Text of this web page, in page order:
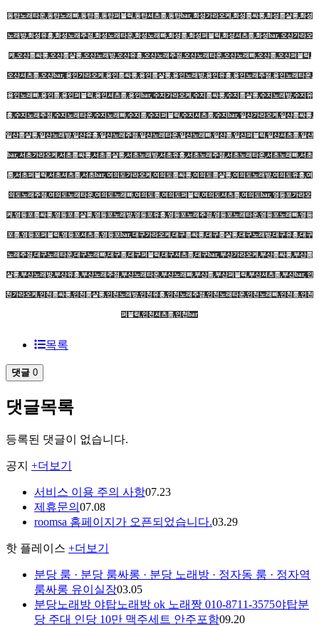
동탄노래타운,동탄노래빠,동탄룸,동탄퍼블릭,동탄셔츠룸,동탄bar, 화성가라오케,화성룸싸롱,화성룸살롱,화성
노래방,화성유흥,화성노래주점,화성노래타운,화성노래빠,화성룸,화성퍼블릭,화성셔츠룸,화성bar, 오산가라오
케,오산룸싸롱,오산룸살롱,오산노래방,오산유흥,오산노래주점,오산노래타운,오산노래빠,오산룸,오산퍼블릭,
오산셔츠룸,오산bar, 용인가라오케,용인룸싸롱,용인룸살롱,용인노래방,용인유흥,용인노래주점,용인노래타운,
용인노래빠,용인룸,용인퍼블릭,용인셔츠룸,용인bar, 수지가라오케,수지룸싸롱,수지룸살롱,수지노래방,수지유
흥,수지노래주점,수지노래타운,수지노래빠,수지룸,수지퍼블릭,수지셔츠룸,수지bar, 일산가라오케,일산룸싸롱,
일산룸살롱,일산노래방,일산유흥,일산노래주점,일산노래타운,일산노래빠,일산룸,일산퍼블릭,일산셔츠룸,일산
bar, 서초가라오케,서초룸싸롱,서초룸살롱,서초노래방,서초유흥,서초노래주점,서초노래타운,서초노래빠,서초
룸,서초퍼블릭,서초셔츠룸,서초bar, 여의도가라오케,여의도룸싸롱,여의도룸살롱,여의도노래방,여의도유흥,여
의도노래주점,여의도노래타운,여의도노래빠,여의도룸,여의도퍼블릭,여의도셔츠룸,여의도bar, 영등포가라오
케,영등포룸싸롱,영등포룸살롱,영등포노래방,영등포유흥,영등포노래주점,영등포노래타운,영등포노래빠,영등
포룸,영등포퍼블릭,영등포셔츠룸,영등포bar, 대구가라오케,대구룸싸롱,대구룸살롱,대구노래방,대구유흥,대구
노래주점,대구노래타운,대구노래빠,대구룸,대구퍼블릭,대구셔츠룸,대구bar, 부산가라오케,부산룸싸롱,부산룸
살롱,부산노래방,부산유흥,부산노래주점,부산노래타운,부산노래빠,부산룸,부산퍼블릭,부산셔츠룸,부산bar, 인
천가라오케,인천룸싸롱,인천룸살롱,인천노래방,인천유흥,인천노래주점,인천노래타운,인천노래빠,인천룸,인천
퍼블릭,인천셔츠룸,인천bar
목록
댓글 0
댓글목록
등록된 댓글이 없습니다.
공지 +더보기
서비스 이용 주의 사항07.23
제휴문의 07.08
roomsa 홈페이지가 오픈되었습니다.03.29
핫 플레이스 +더보기
분당 룸 · 분당 룸싸롱 · 분당 노래방 · 정자동 룸 · 정자역
룸싸롱 유이실장03.05
분당노래방 야탑노래방 ok 노래짱 010-8711-3575야탑분
당 주대 인당 10만 맥주세트 안주포함09.20